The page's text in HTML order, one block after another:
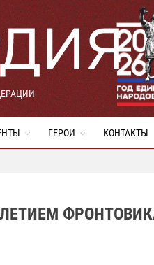
ГЕРОИ КОНТАКТЫ